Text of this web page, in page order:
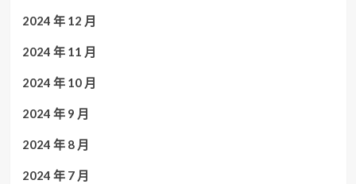
2024 年 12 月
2024 年 11 月
2024 年 10 月
2024 年 9 月
2024 年 8 月
2024 年 7 月